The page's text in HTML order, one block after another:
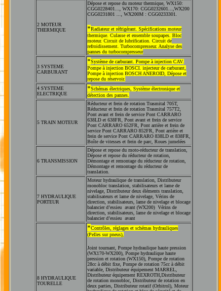
2 MOTEUR
THERMIQUE
Dépose et repose du moteur thermique, WX150:
CGG0228401..., WX170: CGG0232601...,WX200
CGG0231801 ..., WX200M : CGG0233301.
*Radiateur et réfrigérant. Spécifications moteur
thermique. Culasse et ensemble soupapes. Bloc
moteur. Circuit de lubrification. Circuit de
refroidissement. Turbocompresseur. Analyse des
pannes du turbocompresseur
3 SYSTEME
CARBURANT
*Système de carburant. Pompe à injection CAV.
Pompe à injection BOSCI. injecteur de carburant,
Pompe à injection BOSCH ANEROID, Dépose et
repose du réservoir.
4 SYSTEME
ELECTRIQUE
*Schémas électriques, Système électronique et
détection des pannes.
5 TRAIN MOTEUR
Réducteur et frein de rotation Trasmital 705T,
Réducteur et frein de rotation Trasmital 757T2,
Pont avant et frein de service Pont CARRARO
638LD et 638FR, Pont avant et frein de service
Pont CARRARO 652FR, Pont arrière et frein de
service Pont CARRARO 852FR, Pont arrière et
frein de service Pont CARRARO 838LD et 838FR,
Boîte de vitesses et frein de parc, Roues jumelées
6 TRANSMISSION
Dépose et repose du moto-réducteur de translation,
Dépose et repose du réducteur de rotation,
Démontage et remontage du réducteur de rotation,
Démontage et remontage du réducteur de
translation.
7 HYDRAULIQUE
PORTEUR
Moteur hydraulique de translation, Distributeur
monobloc translation, stabilisateurs et lame de
nivelage, Distributeur deux éléments translation,
stabilisateurs et lame de nivelage, Vérins de
direction, stabilisateurs, lame de nivelage et blocage
balancier d’essieu avant (WX200) Vérins de
direction, stabilisateurs, lame de nivelage et blocage
balancier d’essieu avant
8 HYDRAULIQUE
TOURELLE
*Contrôles, réglages et schémas hydrauliques
(Pelles sur pneus),
Joint tournant, Pompe hydraulique haute pression
(WX170-WX200), Pompe hydraulique haute
pression et rotation (WX150), Pompe de rotation
28cc à débit fixe, Pompe de rotation 75cc à débit
variable, Distributeur équipement MARREL,
Distributeur équipement REXROTH,Distributeur
de rotation monobloc, Distributeur de rotation en
deux parties, Distributeur rotatif (Orbitrol), Moteur